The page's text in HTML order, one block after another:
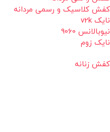
کفش کلاسیک و رسمی مردانه
نایک v2k
نیوبالانس 9060
نایک زوم
کفش زنانه